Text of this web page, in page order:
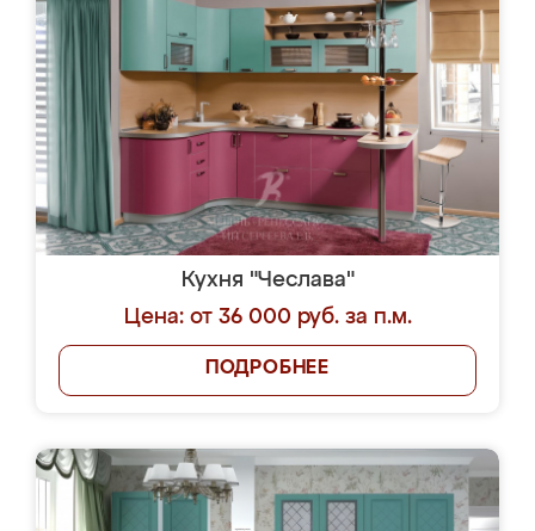
Кухня "Чеслава"
Цена: от 36 000 руб. за п.м.
ПОДРОБНЕЕ